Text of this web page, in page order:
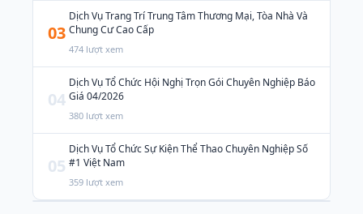
03
Dịch Vụ Trang Trí Trung Tâm Thương Mại, Tòa Nhà Và
Chung Cư Cao Cấp
474 lượt xem
04
Dịch Vụ Tổ Chức Hội Nghị Trọn Gói Chuyên Nghiệp Báo
Giá 04/2026
380 lượt xem
05
Dịch Vụ Tổ Chức Sự Kiện Thể Thao Chuyên Nghiệp Số
#1 Việt Nam
359 lượt xem